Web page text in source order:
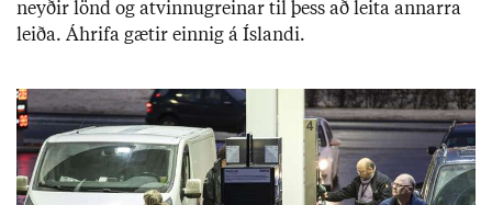
neyð­ir lönd og at­vinnu­grein­ar til þess að leita annarra
leiða. Áhrifa gæt­ir einnig á Ís­landi.